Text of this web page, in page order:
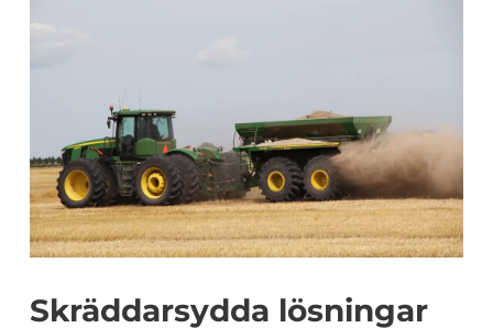
Skräddarsydda lösningar